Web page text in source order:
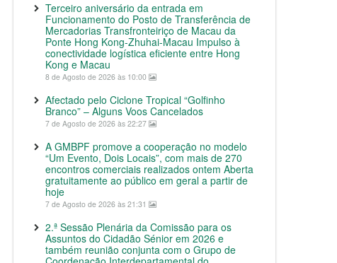
Terceiro aniversário da entrada em
Funcionamento do Posto de Transferência de
Mercadorias Transfronteiriço de Macau da
Ponte Hong Kong-Zhuhai-Macau Impulso à
conectividade logística eficiente entre Hong
Kong e Macau
8 de Agosto de 2026 às 10:00
Afectado pelo Ciclone Tropical “Golfinho
Branco” – Alguns Voos Cancelados
7 de Agosto de 2026 às 22:27
A GMBPF promove a cooperação no modelo
“Um Evento, Dois Locais”, com mais de 270
encontros comerciais realizados ontem Aberta
gratuitamente ao público em geral a partir de
hoje
7 de Agosto de 2026 às 21:31
2.ª Sessão Plenária da Comissão para os
Assuntos do Cidadão Sénior em 2026 e
também reunião conjunta com o Grupo de